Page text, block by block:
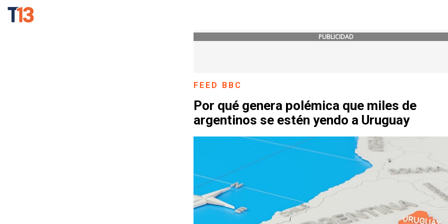
PUBLICIDAD
FEED BBC
Por qué genera polémica que miles de
argentinos se estén yendo a Uruguay